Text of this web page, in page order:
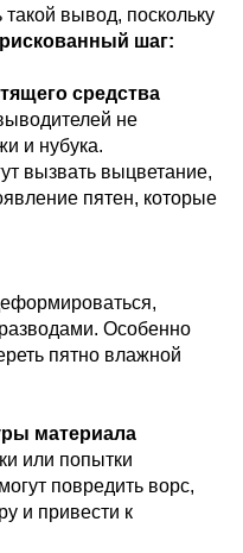
такой вывод, поскольку
шаг:
средства
не
и нубука.
вызвать выцветание,
пятен, которые
Особенно
пятно влажной
материала
или попытки
повредить ворс,
и привести к